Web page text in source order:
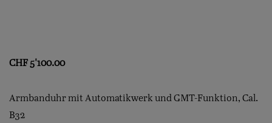
CHF 5'100.00
Armbanduhr mit Automatikwerk und GMT-Funktion, Cal.
B32